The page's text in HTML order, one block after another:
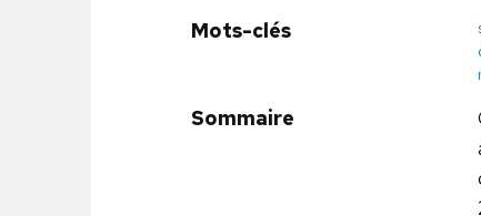
Mots-clés
Sommaire